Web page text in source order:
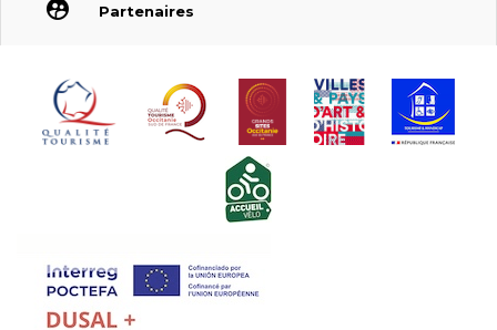
Partenaires